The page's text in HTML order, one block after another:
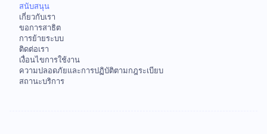
สนับสนุน
เกี่ยวกับเรา
ขอการสาธิต
การย้ายระบบ
ติดต่อเรา
เงื่อนไขการใช้งาน
ความปลอดภัยและการปฏิบัติตามกฎระเบียบ
สถานะบริการ